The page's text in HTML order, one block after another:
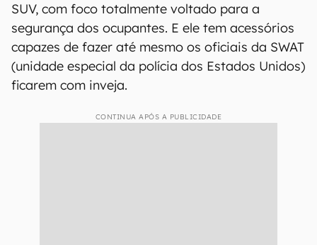
SUV, com foco totalmente voltado para a
segurança dos ocupantes. E ele tem acessórios
capazes de fazer até mesmo os oficiais da SWAT
(unidade especial da polícia dos Estados Unidos)
ficarem com inveja.
CONTINUA APÓS A PUBLICIDADE